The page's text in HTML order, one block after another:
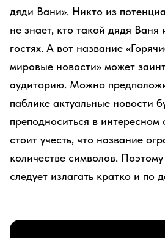
дяди Вани». Никто из
не знает, кто такой дядя Ваня
гостях. А вот название
мировые новости» может
аудиторию. Можно
паблике актуальные новости
преподноситься в
стоит учесть, что название
количестве символов.
следует излагать кратко и по